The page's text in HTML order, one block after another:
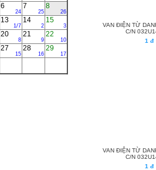
6
24
7
25
8
26
13
1/7
14
2
15
3
20
8
21
9
22
10
27
15
28
16
29
17
VAN ĐIỆN TỪ
C/N
1 đ
VAN ĐIỆN TỪ
C/N
1 đ